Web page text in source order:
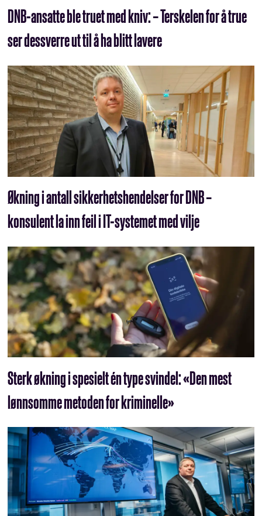
DNB-ansatte ble truet med kniv: – Terskelen for å true
ser dessverre ut til å ha blitt lavere
Økning i antall sikkerhetshendelser for DNB –
konsulent la inn feil i IT-systemet med vilje
Sterk økning i spesielt én type svindel: «Den mest
lønnsomme metoden for kriminelle»